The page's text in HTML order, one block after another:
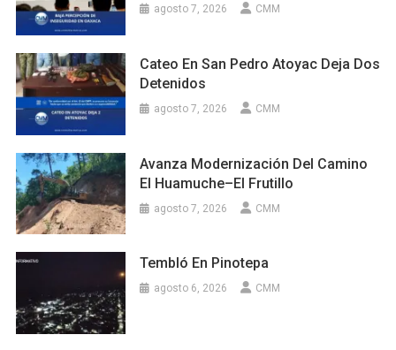
agosto 7, 2026 CMM
Cateo En San Pedro Atoyac Deja Dos
Detenidos
agosto 7, 2026 CMM
Avanza Modernización Del Camino
El Huamuche–El Frutillo
agosto 7, 2026 CMM
Tembló En Pinotepa
agosto 6, 2026 CMM